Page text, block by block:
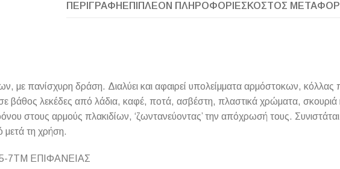
Υπολογισμός Αποστατών -Κλίπς
ΠΕΡΙΓΡΑΦΉ ΕΠΙΠΛΈΟΝ ΠΛΗΡΟΦΟΡΊΕΣ ΚΌΣΤΟΣ
με πανίσχυρη δράση. Διαλύει και αφαιρεί υπολείμματα αρμόστοκων, κόλλας
βάθος λεκέδες από λάδια, καφέ, ποτά, ασβέστη, πλαστικά χρώματα,
στους αρμούς πλακιδίων, ‘ζωντανεύοντας’ την απόχρωσή τους.
μετά τη χρήση.
7ΤΜ ΕΠΙΦΑΝΕΙΑΣ